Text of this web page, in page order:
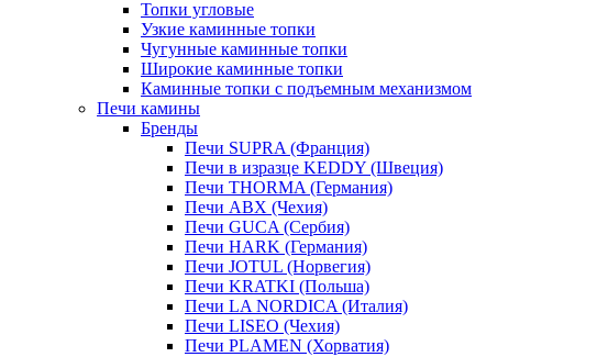
Топки угловые
Узкие каминные топки
Чугунные каминные топки
Широкие каминные топки
Каминные топки с подъемным механизмом
Печи камины
Бренды
Печи SUPRA (Франция)
Печи в изразце KEDDY (Швеция)
Печи THORMA (Германия)
Печи ABX (Чехия)
Печи GUCA (Сербия)
Печи HARK (Германия)
Печи JOTUL (Норвегия)
Печи KRATKI (Польша)
Печи LA NORDICA (Италия)
Печи LISEO (Чехия)
Печи PLAMEN (Хорватия)